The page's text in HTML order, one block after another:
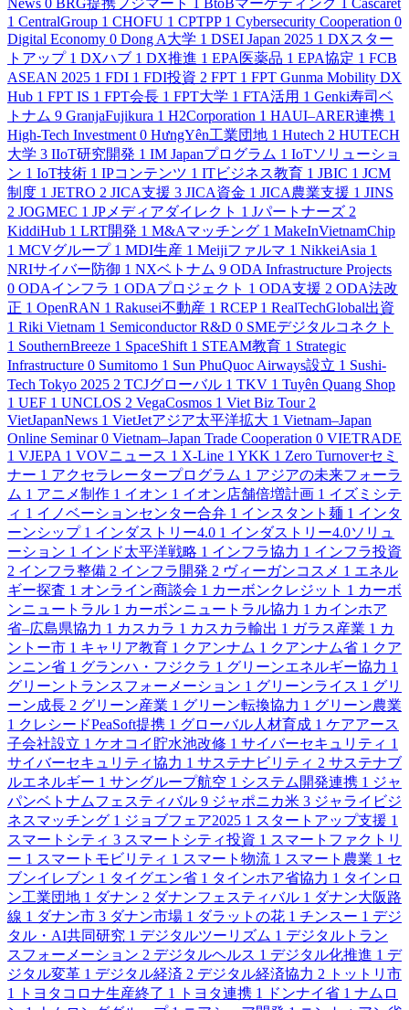
News 0 BRG提携フジマート 1 BtoBマーケティング 1 Cascaret
1 CentralGroup 1 CHOFU 1 CPTPP 1 Cybersecurity Cooperation 0
Digital Economy 0 Dong A大学 1 DSEI Japan 2025 1 DXスター
トアップ 1 DXハブ 1 DX推進 1 EPA医薬品 1 EPA協定 1 FCB
ASEAN 2025 1 FDI 1 FDI投資 2 FPT 1 FPT Gunma Mobility DX
Hub 1 FPT IS 1 FPT会長 1 FPT大学 1 FTA活用 1 Genki寿司ベ
トナム 9 GranjaFujikura 1 H2Corporation 1 HAUI–ARER連携 1
High-Tech Investment 0 HưngYên工業団地 1 Hutech 2 HUTECH
大学 3 IIoT研究開発 1 IM Japanプログラム 1 IoTソリューショ
ン 1 IoT技術 1 IPコンテンツ 1 ITビジネス教育 1 JBIC 1 JCM
制度 1 JETRO 2 JICA支援 3 JICA資金 1 JICA農業支援 1 JINS
2 JOGMEC 1 JPメディアダイレクト 1 Jパートナーズ 2
KiddiHub 1 LRT開発 1 M&Aマッチング 1 MakeInVietnamChip
1 MCVグループ 1 MDI生産 1 Meijiファルマ 1 NikkeiAsia 1
NRIサイバー防御 1 NXベトナム 9 ODA Infrastructure Projects
0 ODAインフラ 1 ODAプロジェクト 1 ODA支援 2 ODA法改
正 1 OpenRAN 1 Rakusei不動産 1 RCEP 1 RealTechGlobal出資
1 Riki Vietnam 1 Semiconductor R&D 0 SMEデジタルコネクト
1 SouthernBreeze 1 SpaceShift 1 STEAM教育 1 Strategic
Infrastructure 0 Sumitomo 1 Sun PhuQuoc Airways設立 1 Sushi-
Tech Tokyo 2025 2 TCJグローバル 1 TKV 1 Tuyên Quang Shop
1 UEF 1 UNCLOS 2 VegaCosmos 1 Viet Biz Tour 2
VietJapanNews 1 VietJetアジア太平洋拡大 1 Vietnam–Japan
Online Seminar 0 Vietnam–Japan Trade Cooperation 0 VIETRADE
1 VJEPA 1 VOVニュース 1 X-Line 1 YKK 1 Zero Turnoverセミ
ナー 1 アクセラレータープログラム 1 アジアの未来フォーラ
ム 1 アニメ制作 1 イオン 1 イオン店舗倍増計画 1 イズミシテ
ィ 1 イノベーションセンター合弁 1 インスタント麺 1 インタ
ーンシップ 1 インダストリー4.0 1 インダストリー4.0ソリュ
ーション 1 インド太平洋戦略 1 インフラ協力 1 インフラ投資
2 インフラ整備 2 インフラ開発 2 ヴィーガンコスメ 1 エネル
ギー探査 1 オンライン商談会 1 カーボンクレジット 1 カーボ
ンニュートラル 1 カーボンニュートラル協力 1 カインホア
省–広島県協力 1 カスカラ 1 カスカラ輸出 1 ガラス産業 1 カ
ントー市 1 キャリア教育 1 クアンナム 1 クアンナム省 1 クア
ンニン省 1 グランハ・フジクラ 1 グリーンエネルギー協力 1
グリーントランスフォーメーション 1 グリーンライス 1 グリ
ーン成長 2 グリーン産業 1 グリーン転換協力 1 グリーン農業
1 クレシードPeaSoft提携 1 グローバル人材育成 1 ケアアース
子会社設立 1 ケオコイ貯水池改修 1 サイバーセキュリティ 1
サイバーセキュリティ協力 1 サステナビリティ 2 サステナブ
ルエネルギー 1 サングループ航空 1 システム開発連携 1 ジャ
パンベトナムフェスティバル 9 ジャポニカ米 3 ジャライビジ
ネスマッチング 1 ジョブフェア2025 1 スタートアップ支援 1
スマートシティ 3 スマートシティ投資 1 スマートファクトリ
ー 1 スマートモビリティ 1 スマート物流 1 スマート農業 1 セ
ブンイレブン 1 タイグエン省 1 タインホア省協力 1 タインロ
ン工業団地 1 ダナン 2 ダナンフェスティバル 1 ダナン大阪路
線 1 ダナン市 3 ダナン市場 1 ダラットの花 1 チンスー 1 デジ
タル・AI共同研究 1 デジタルツーリズム 1 デジタルトラン
スフォーメーション 2 デジタルヘルス 1 デジタル化推進 1 デ
ジタル変革 1 デジタル経済 2 デジタル経済協力 2
トットリ市
1
トヨタコロナ生産終了 1 トヨタ連携 1 ドンナイ省 1 ナムロ